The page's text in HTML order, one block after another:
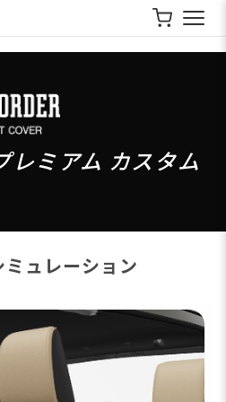
レミアム カスタム
ュレーション